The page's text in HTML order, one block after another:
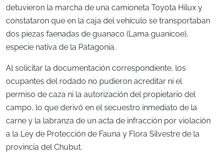
detuvieron la marcha de una camioneta Toyota Hilux y
constataron que en la caja del vehículo se transportaban
dos piezas faenadas de guanaco (Lama guanicoe),
especie nativa de la Patagonia.
Al solicitar la documentación correspondiente, los
ocupantes del rodado no pudieron acreditar ni el
permiso de caza ni la autorización del propietario del
campo, lo que derivó en el secuestro inmediato de la
carne y la labranza de un acta de infracción por violación
a la Ley de Protección de Fauna y Flora Silvestre de la
provincia del Chubut.